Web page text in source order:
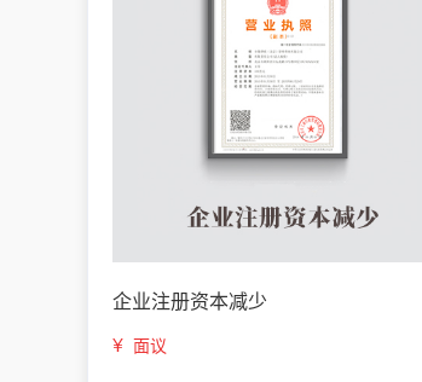
企业注册资本减少
¥ 面议